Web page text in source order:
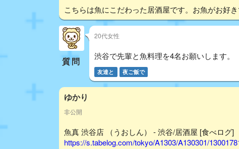
こちらは魚にこだわった居酒屋です。お魚がお好
質問
20代女性
渋谷で先輩と魚料理を4名お願いします。
友達と 夜ご飯で
ゆかり
非公開
魚真 渋谷店 （うおしん） - 渋谷/居酒屋 [食べログ]
https://s.tabelog.com/tokyo/A1303/A130301/